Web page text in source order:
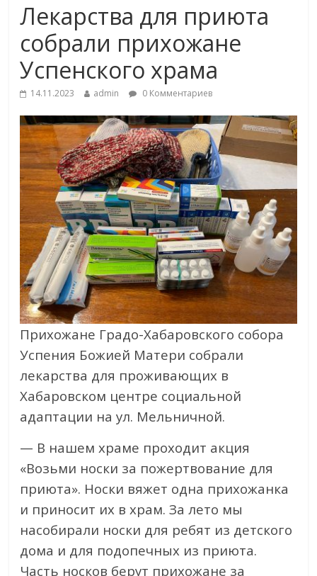
Лекарства для приюта
собрали прихожане
Успенского храма
14.11.2023 admin 0 Комментариев
Прихожане Градо-Хабаровского собора
Успения Божией Матери собрали
лекарства для проживающих в
Хабаровском центре социальной
адаптации на ул. Мельничной.
— В нашем храме проходит акция
«Возьми носки за пожертвование для
приюта». Носки вяжет одна прихожанка
и приносит их в храм. За лето мы
насобирали носки для ребят из детского
дома и для подопечных из приюта.
Часть носков берут прихожане за